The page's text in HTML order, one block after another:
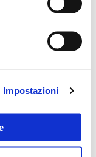
Impostazioni